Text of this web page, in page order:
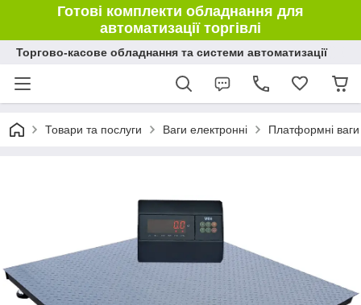
Готові комплекти обладнання для
автоматизації торгівлі
Торгово-касове обладнання та системи автоматизації
Товари та послуги Ваги електронні Платформні ваги